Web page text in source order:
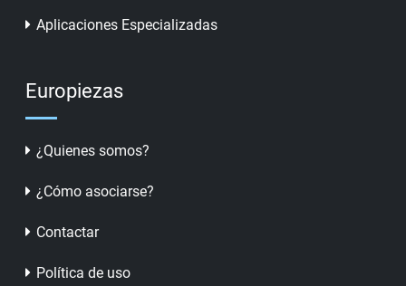
Aplicaciones Especializadas
Europiezas
¿Quienes somos?
¿Cómo asociarse?
Contactar
Política de uso